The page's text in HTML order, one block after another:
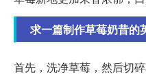
求一篇制作草莓奶昔的
首先，洗净草莓，然后切